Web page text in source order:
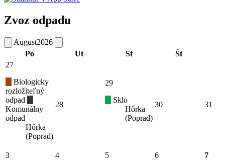
Zvoz odpadu
August2026
Po
Ut St Št
27
Biologicky
rozložiteľný
odpad
Komunálny
odpad
Hôrka
(Poprad)
28
29
Sklo
Hôrka
(Poprad)
30 31
3 4 5 6
7